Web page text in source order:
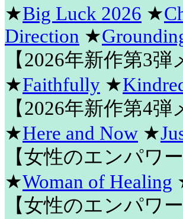
★Big Luck 2026 ★
Direction ★
【2026年新作第3
★Faithfully ★
【2026年新作第4
★Here and Now ★
【女性のエンパワ
★Woman of Healing
【女性のエンパワ